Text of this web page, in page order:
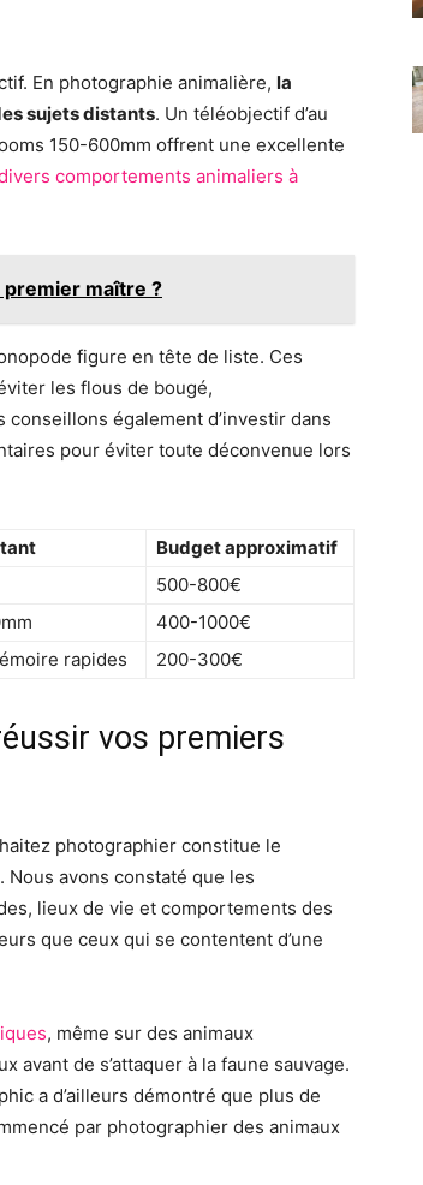
En photographie animalière, la
sujets distants. Un téléobjectif d’au
150-600mm offrent une excellente
comportements animaliers à
premier maître ?
figure en tête de liste. Ces
les flous de bougé,
également d’investir dans
pour éviter toute déconvenue lors
Budget approximatif
500-800€
400-1000€
rapides 200-300€
vos premiers
photographier constitue le
avons constaté que les
lieux de vie et comportements des
que ceux qui se contentent d’une
, même sur des animaux
de s’attaquer à la faune sauvage.
a d’ailleurs démontré que plus de
par photographier des animaux